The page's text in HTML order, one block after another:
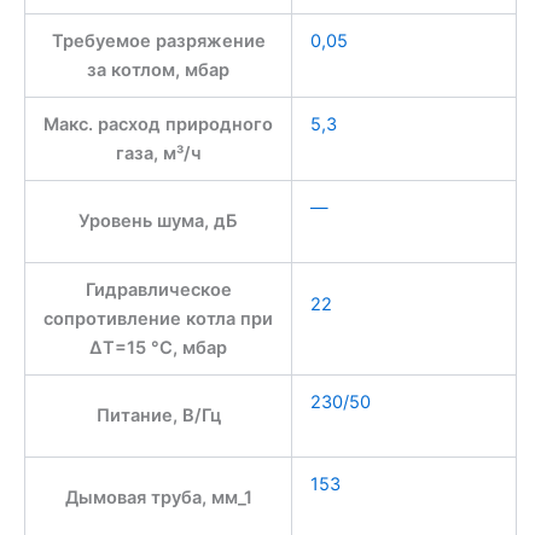
Требуемое разряжение
за котлом, мбар
0,05
Макс. расход природного
газа, м³/ч
5,3
Уровень шума, дБ
—
Гидравлическое
сопротивление котла при
∆Т=15 °С, мбар
22
Питание, В/Гц
230/50
Дымовая труба, мм_1
153